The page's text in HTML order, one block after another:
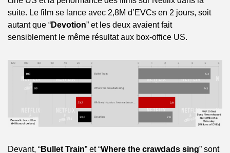
suite. Le film se lance avec 2,8M d’EVCs en 2 jours, soit
autant que “Devotion” et les deux avaient fait
sensiblement le même résultat aux box-office US.
Devant, “Bullet Train” et “Where the crawdads sing” sont